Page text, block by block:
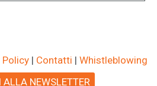
Policy | Contatti | Whistleblowing
ALLA NEWSLETTER